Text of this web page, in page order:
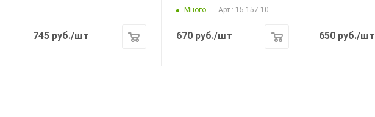
745 руб./шт
Много Арт.: 15-157-10
670руб./шт 650 руб./шт